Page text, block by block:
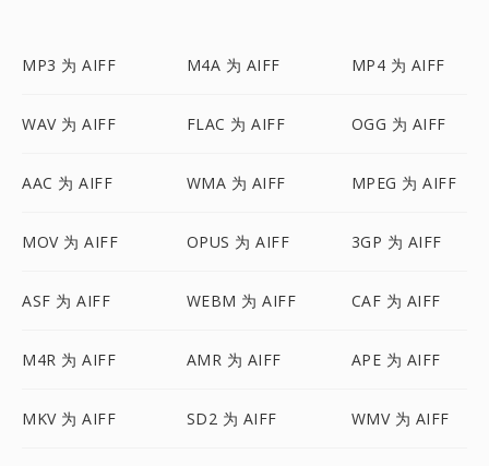
MP3 为 AIFF M4A 为 AIFF MP4 为 AIFF
WAV 为 AIFF FLAC 为 AIFF OGG 为 AIFF
AAC 为 AIFF WMA 为 AIFF MPEG 为 AIFF
MOV 为 AIFF OPUS 为 AIFF 3GP 为 AIFF
ASF 为 AIFF WEBM 为 AIFF CAF 为 AIFF
M4R 为 AIFF AMR 为 AIFF APE 为 AIFF
MKV 为 AIFF SD2 为 AIFF WMV 为 AIFF